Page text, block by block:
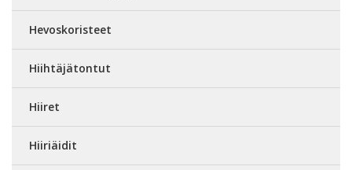
Hevoskoristeet
Hiihtäjätontut
Hiiret
Hiiriäidit